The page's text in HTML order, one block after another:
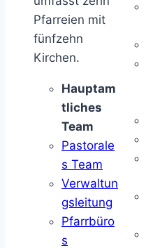
Pfarreien mit
fünfzehn
Kirchen.
Hauptam
tliches
Team
Pastorale
s Team
Verwaltun
gsleitung
Pfarrbüro
s